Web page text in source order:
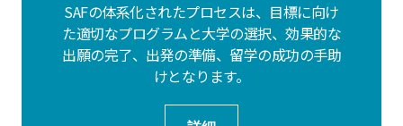
SAFの体系化されたプロセスは、目標に向け
た適切なプログラムと大学の選択、効果的な
出願の完了、出発の準備、留学の成功の手助
けとなります。